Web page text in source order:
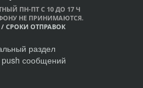
ПН-ПТ С 10 ДО 17 Ч
НЕ ПРИНИМАЮТСЯ.
/ СРОКИ ОТПРАВОК
раздел
push сообщений